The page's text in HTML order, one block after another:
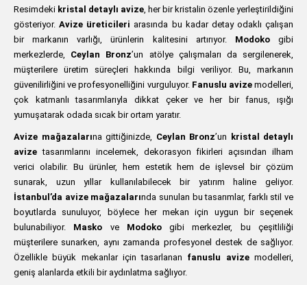
Resimdeki kristal detaylı avize, her bir kristalin özenle yerleştirildiğini
gösteriyor.Avize üreticileri arasında bu kadar detay odaklı çalışan
bir markanın varlığı, ürünlerin kalitesini artırıyor. Modokogibi
merkezlerde, Ceylan Bronz’un atölye çalışmaları da sergilenerek,
müşterilere üretim süreçleri hakkında bilgi veriliyor. Bu, markanın
güvenilirliğini ve profesyonelliğini vurguluyor. Fanuslu avizemodelleri,
çok katmanlı tasarımlarıyla dikkat çeker ve her bir fanus, ışığı
yumuşatarak odada sıcak bir ortam yaratır.
Avize mağazalarına gittiğinizde, Ceylan Bronz’un kristal detaylı
avize tasarımlarını incelemek, dekorasyon fikirleri açısından ilham
verici olabilir. Bu ürünler, hem estetik hem de işlevsel bir çözüm
sunarak, uzun yıllar kullanılabilecek bir yatırım haline geliyor.
İstanbul’da avize mağazalarında sunulan bu tasarımlar, farklı stil ve
boyutlarda sunuluyor, böylece her mekan için uygun bir seçenek
bulunabiliyor. Masko ve Modokogibi merkezler, bu çeşitliliği
müşterilere sunarken, aynı zamanda profesyonel destek de sağlıyor.
Özellikle büyük mekanlar için tasarlanan fanuslu avizemodelleri,
geniş alanlarda etkili bir aydınlatma sağlıyor.